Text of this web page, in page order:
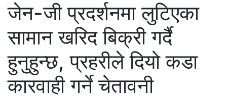
जेन-जी प्रदर्शनमा लुटिएका
सामान खरिद बिक्री गर्दै
हुनुहुन्छ, प्रहरीले दियो कडा
कारवाही गर्ने चेतावनी